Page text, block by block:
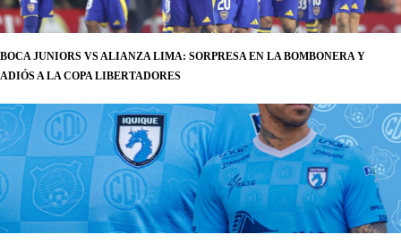
BOCA JUNIORS VS ALIANZA LIMA: SORPRESA EN LA BOMBONERA Y
ADIÓS A LA COPA LIBERTADORES